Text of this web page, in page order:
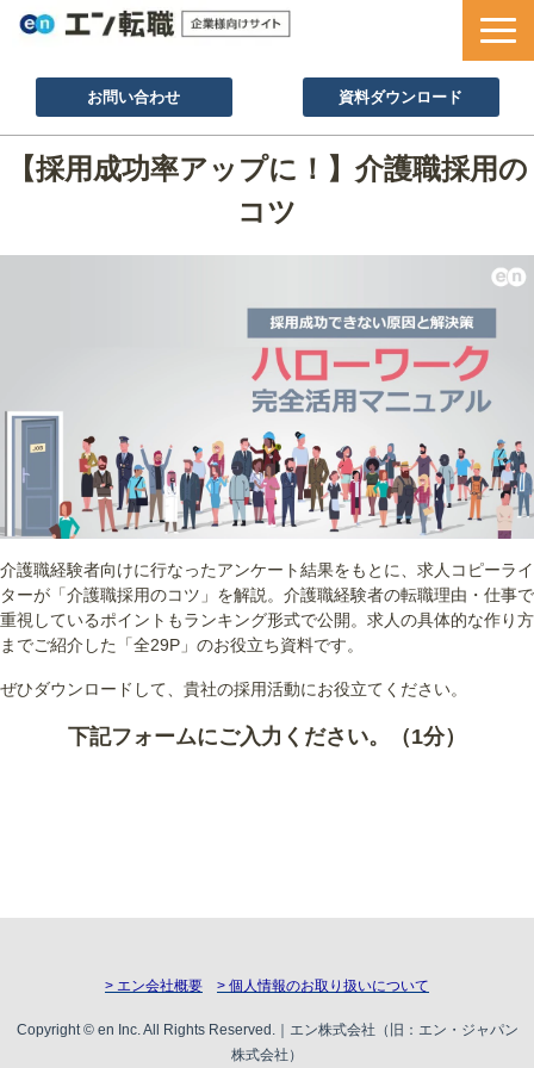
お問い合わせ 資料ダウンロード
サービス一覧
採用ノウハウ
お役立ち資料
【採用成功率アップに！】介護職採用の
コツ
介護職経験者向けに行なったアンケート結果をもとに、求人コピーライ
ターが「介護職採用のコツ」を解説。介護職経験者の転職理由・仕事で
重視しているポイントもランキング形式で公開。求人の具体的な作り方
までご紹介した「全29P」のお役立ち資料です。
ぜひダウンロードして、貴社の採用活動にお役立てください。
下記フォームにご入力ください。（1分）
> エン会社概要 > 個人情報のお取り扱いについて
Copyright © en Inc. All Rights Reserved.｜エン株式会社（旧：エン・ジャパン
株式会社）